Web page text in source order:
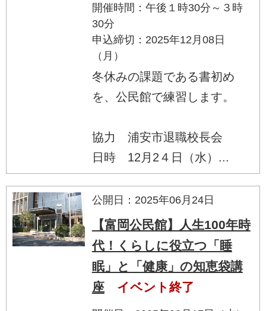
開催時間：午後１時30分～３時
30分
申込締切：2025年12月08日
（月）
冬休みの課題である書初め
を、公民館で練習します。
協力 浦安市退職校長会
日時 12月2４日（水）...
公開日：2025年06月24日
【富岡公民館】人生100年時
代！くらしに役立つ「睡
眠」と「健康」の知恵袋講
座
イベント終了